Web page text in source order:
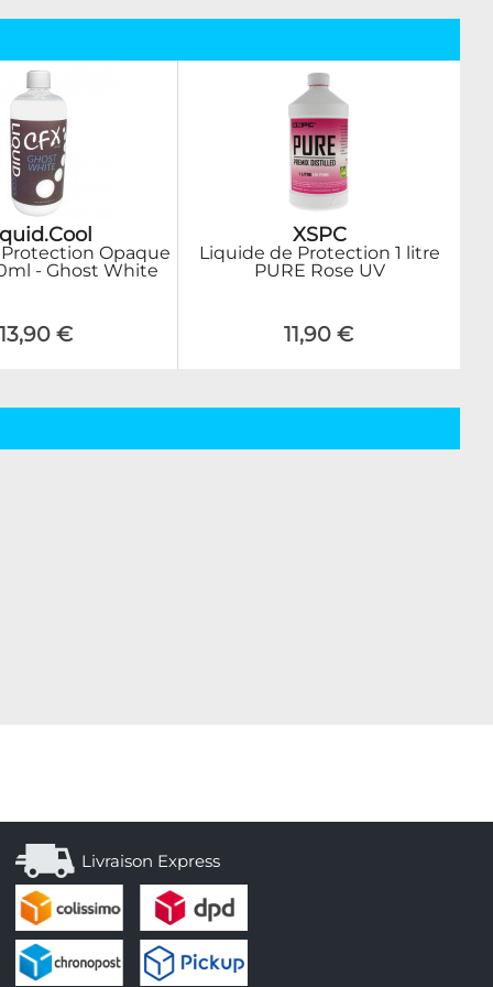
Opaque
- Ghost White
13,90 €
XSPC
Liquide de Protection 1 litre
PURE Rose UV
11,90 €
Livraison Express